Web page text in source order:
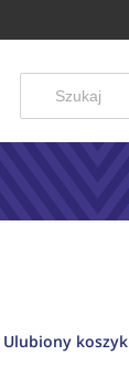
Ulubiony koszyk